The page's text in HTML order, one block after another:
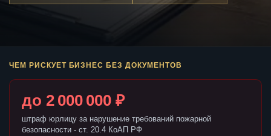
ЧЕМ РИСКУЕТ БИЗНЕС БЕЗ ДОКУМЕНТОВ
до 2 000 000 ₽
штраф юрлицу за нарушение требований пожарной
безопасности - ст. 20.4 КоАП РФ